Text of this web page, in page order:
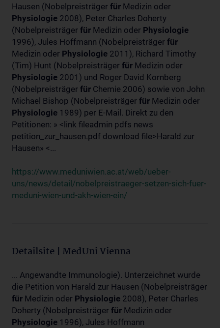
Hausen (Nobelpreisträger für Medizin oder
Physiologie 2008), Peter Charles Doherty
(Nobelpreisträger für Medizin oder Physiologie
1996), Jules Hoffmann (Nobelpreisträger für
Medizin oder Physiologie 2011), Richard Timothy
(Tim) Hunt (Nobelpreisträger für Medizin oder
Physiologie 2001) und Roger David Kornberg
(Nobelpreisträger für Chemie 2006) sowie von John
Michael Bishop (Nobelpreisträger für Medizin oder
Physiologie 1989) per E-Mail. Direkt zu den
Petitionen: » <link fileadmin pdfs news
petition_zur_hausen.pdf download file>Harald zur
Hausen» <...
https://www.meduniwien.ac.at/web/ueber-
uns/news/detail/nobelpreistraeger-setzen-sich-fuer-
meduni-wien-und-akh-wien-ein/
Detailsite | MedUni Vienna
... Angewandte Immunologie). Unterzeichnet wurde
die Petition von Harald zur Hausen (Nobelpreisträger
für Medizin oder Physiologie 2008), Peter Charles
Doherty (Nobelpreisträger für Medizin oder
Physiologie 1996), Jules Hoffmann